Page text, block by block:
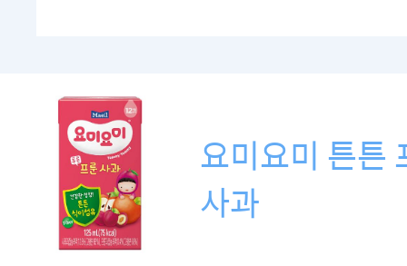
요미요미 튼튼
사과